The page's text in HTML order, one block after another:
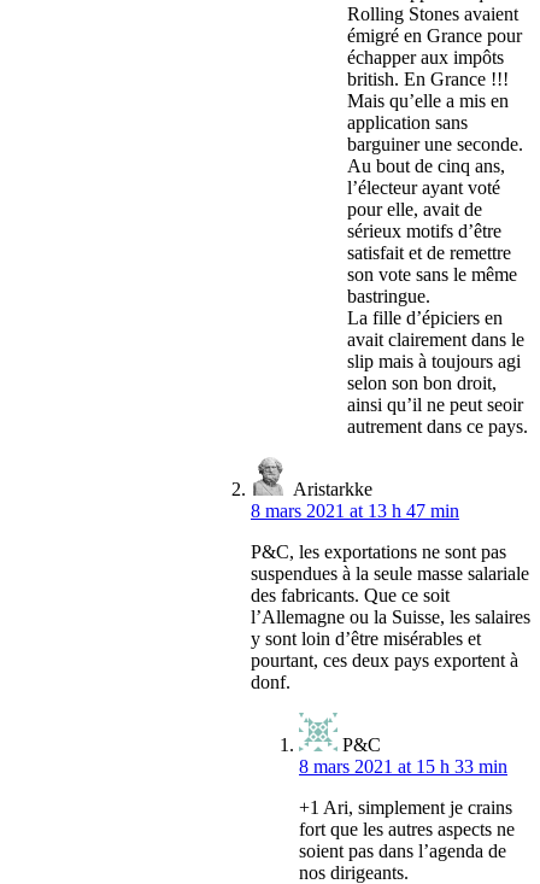
Rolling Stones avaient
émigré en Grance pour
échapper aux impôts
british. En Grance !!!
Mais qu’elle a mis en
application sans
barguiner une seconde.
Au bout de cinq ans,
l’électeur ayant voté
pour elle, avait de
sérieux motifs d’être
satisfait et de remettre
son vote sans le même
bastringue.
La fille d’épiciers en
avait clairement dans le
slip mais à toujours agi
selon son bon droit,
ainsi qu’il ne peut seoir
autrement dans ce pays.
Aristarkke
8 mars 2021 at 13 h 47 min
P&C, les exportations ne sont pas
suspendues à la seule masse salariale
des fabricants. Que ce soit
l’Allemagne ou la Suisse, les salaires
y sont loin d’être misérables et
pourtant, ces deux pays exportent à
donf.
P&C
8 mars 2021 at 15 h 33 min
+1 Ari, simplement je crains
fort que les autres aspects ne
soient pas dans l’agenda de
nos dirigeants.